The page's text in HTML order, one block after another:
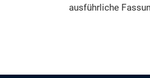
ausführliche